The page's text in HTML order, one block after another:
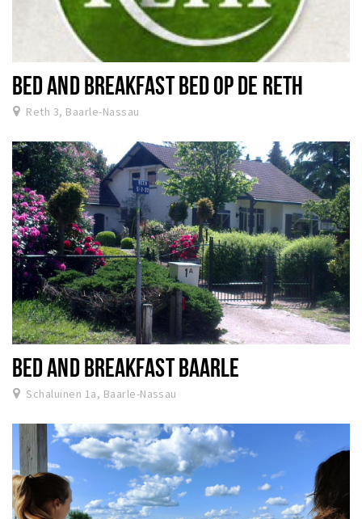
BED AND BREAKFAST BED OP DE RETH
Reth 3, Baarle-Nassau
BED AND BREAKFAST BAARLE
Schaluinen 1a, Baarle-Nassau